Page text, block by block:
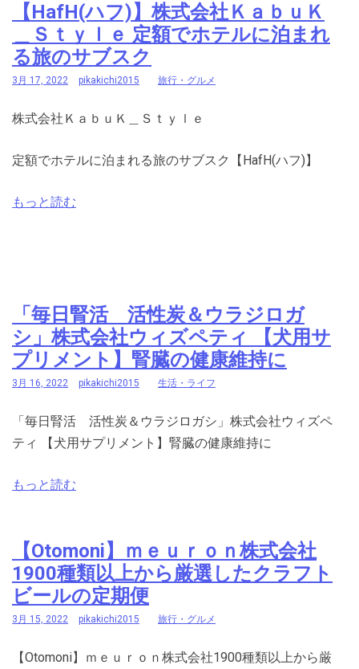
【HafH(ハフ)】株式会社ＫａｂｕＫ
＿Ｓｔｙｌｅ 定額でホテルに泊まれ
る旅のサブスク
3月 17, 2022 pikakichi2015 旅行・グルメ
株式会社ＫａｂｕＫ＿Ｓｔｙｌｅ
定額でホテルに泊まれる旅のサブスク【HafH(ハフ)】
もっと読む
「毎日腎活 活性炭＆ウラジロガ
シ」株式会社ウィズペティ 【犬用サ
プリメント】腎臓の健康維持に
3月 16, 2022 pikakichi2015 生活・ライフ
「毎日腎活 活性炭＆ウラジロガシ」株式会社ウィズペ
ティ 【犬用サプリメント】腎臓の健康維持に
もっと読む
【Otomoni】ｍｅｕｒｏｎ株式会社
1900種類以上から厳選したクラフト
ビールの定期便
3月 15, 2022 pikakichi2015 旅行・グルメ
【Otomoni】ｍｅｕｒｏｎ株式会社1900種類以上から厳